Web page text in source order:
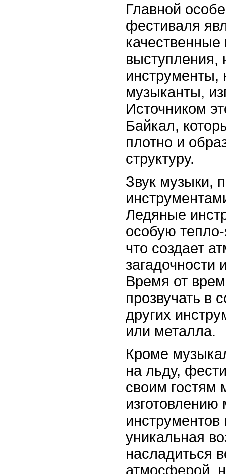
Главной
фестиваля
выступления,
инструменты,
музыканты,
Источником
Байкал,
плотно и
структуру.
Звук музыки,
Ледяные
особую
что создает
загадочности
Время от
прозвучать в
других
или металла.
Кроме
на льду,
своим гостям
уникальная
насладиться
атмосферой,